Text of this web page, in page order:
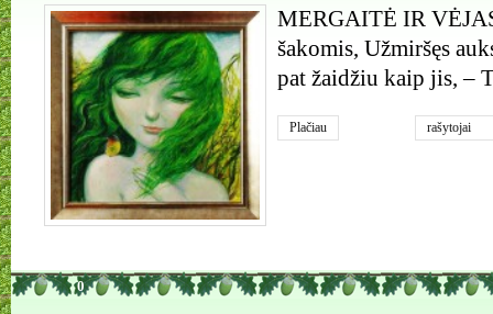
MERGAITĖ IR
šakomis, Užmiršęs
pat žaidžiu kaip jis, –
Plačiau rašytojai
0